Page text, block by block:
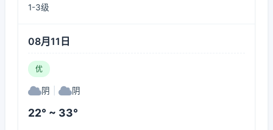
1-3级
08月11日
优
阴 阴
22° ~ 33°